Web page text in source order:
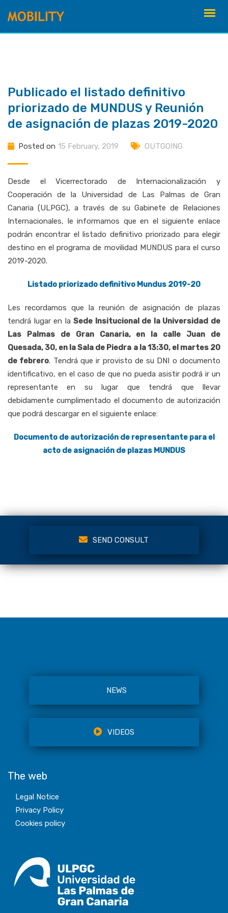
content
Publicado el listado definitivo
priorizado de MUNDUS y Reunión
de asignación de plazas 2019-2020
Posted on 15 February, 2019 OUTGOING
Desde el Vicerrectorado de Internacionalización y
Cooperación de la Universidad de Las Palmas de Gran
Canaria (ULPGC), a través de su Gabinete de Relaciones
Internacionales, le informamos que en el siguiente enlace
podrán encontrar el listado definitivo priorizado para elegir
destino en el programa de movilidad MUNDUS para el curso
2019-2020.
Listado priorizado definitivo Mundus 2019-20
Les recordamos que la reunión de asignación de plazas
tendrá lugar en laSede Insitucional de la Universidad de
Las Palmas de Gran Canaria, en la calle Juan de
Quesada, 30, en la Sala de Piedra a la 13:30, el martes 20
de febrero. Tendrá que ir provisto de su DNI o documento
identificativo, en el caso de que no pueda asistir podrá ir un
representante en su lugar que tendrá que llevar
debidamente cumplimentado el documento de autorización
que podrá descargar en el siguiente enlace:
Documento de autorización de representante para el
acto de asignación de plazas MUNDUS
SEND CONSULT
NEWS
VIDEOS
The web
Legal Notice
Privacy Policy
Cookies policy